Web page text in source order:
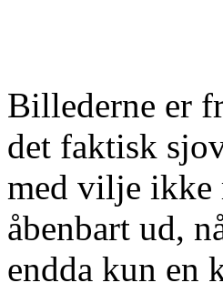
Billederne er
det faktisk
med vilje ikke
åbenbart ud,
endda kun en